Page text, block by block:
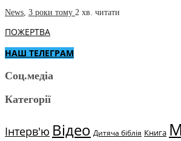
News 3 роки тому 2 хв. читати
ПОЖЕРТВА
НАШ ТЕЛЕГРАМ
Соц.медіа
Категорії
Інтерв'ю Відео Дитяча біблія Книга